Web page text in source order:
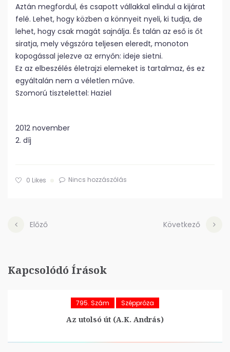
Aztán megfordul, és csapott vállakkal elindul a kijárat
felé. Lehet, hogy közben a könnyeit nyeli, ki tudja, de
lehet, hogy csak magát sajnálja. És talán az eső is őt
siratja, mely végszóra teljesen eleredt, monoton
kopogással jelezve az ernyőn: ideje sietni.
Ez az elbeszélés életrajzi elemeket is tartalmaz, és ez
egyáltalán nem a véletlen műve.
Szomorú tisztelettel: Haziel
2012 november
2. díj
0 Likes Nincs hozzászólás
Előző Következő
Kapcsolódó Írások
795. Szám Széppróza
Az utolsó út (A.K. András)